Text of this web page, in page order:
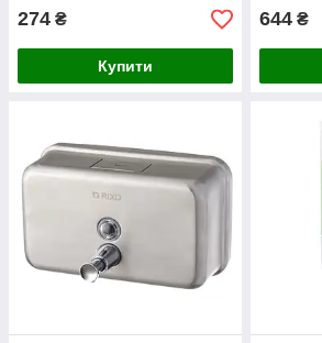
274 ₴
Купити
644 ₴